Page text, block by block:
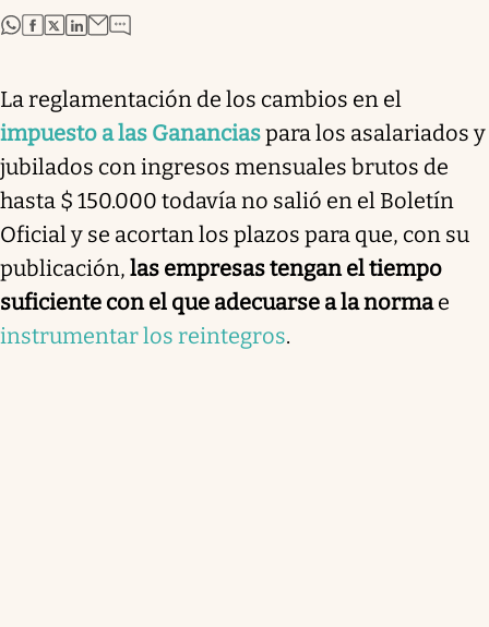
abre en nueva pestaña
abre en nueva pestaña
abre en nueva pestaña
abre en nueva pestaña
La reglamentación de los cambios en el
impuesto a las Gananciaspara los asalariados y
jubilados con ingresos mensuales brutos de
hasta $ 150.000 todavía no salió en el Boletín
Oficial y se acortan los plazos para que, con su
publicación, las empresas tengan el tiempo
suficiente con el que adecuarse a la normae
instrumentar los reintegros.